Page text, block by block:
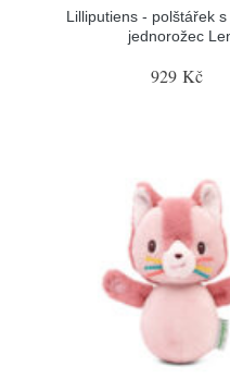
Lilliputiens - polštářek
jednorožec
929 Kč